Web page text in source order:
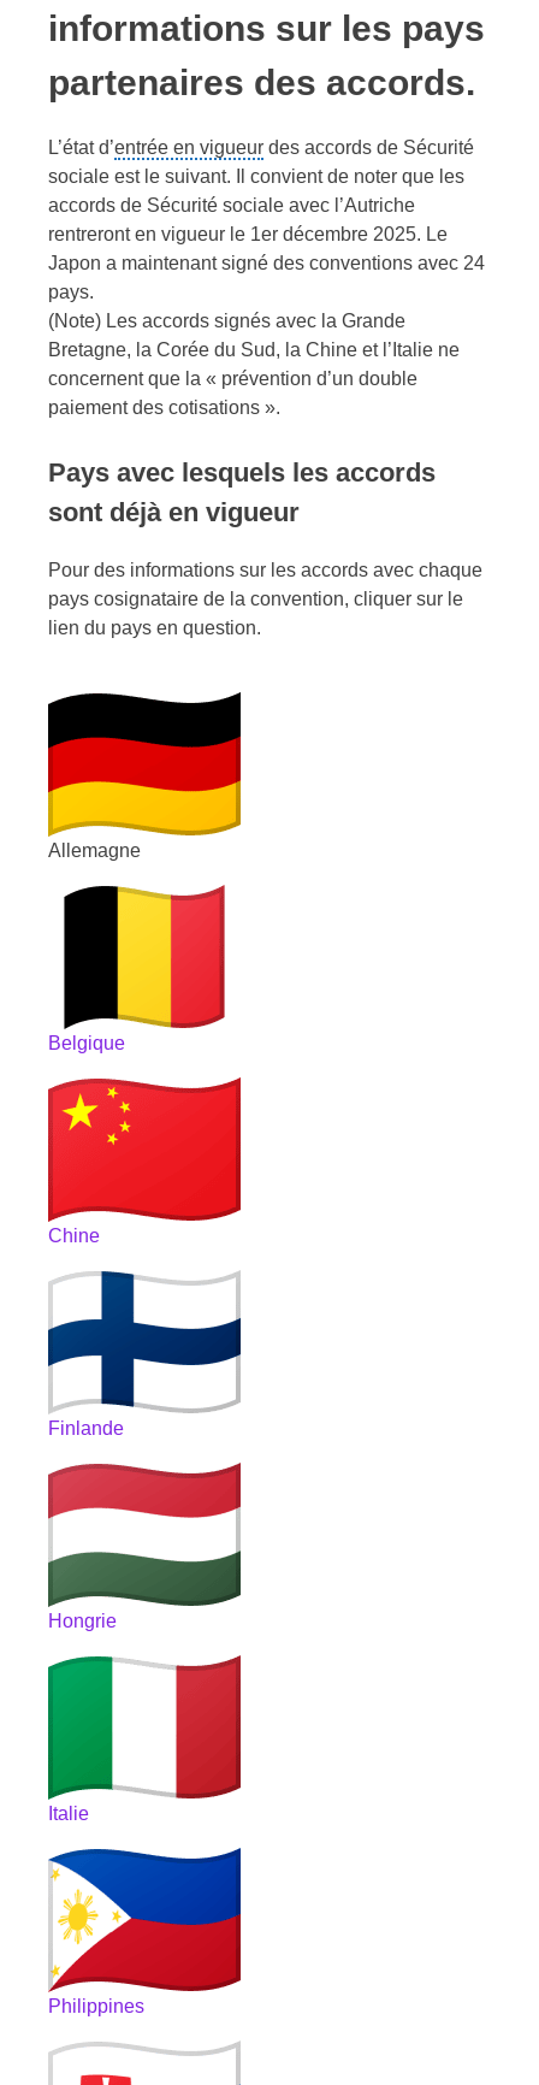
informations sur les pays
partenaires des accords.
L’état d’entrée en vigueur des accords de Sécurité
sociale est le suivant. Il convient de noter que les
accords de Sécurité sociale avec l’Autriche
rentreront en vigueur le 1er décembre 2025. Le
Japon a maintenant signé des conventions avec 24
pays.
(Note) Les accords signés avec la Grande
Bretagne, la Corée du Sud, la Chine et l’Italie ne
concernent que la « prévention d’un double
paiement des cotisations ».
Pays avec lesquels les accords
sont déjà en vigueur
Pour des informations sur les accords avec chaque
pays cosignataire de la convention, cliquer sur le
lien du pays en question.
Allemagne
Belgique
Chine
Finlande
Hongrie
Italie
Philippines